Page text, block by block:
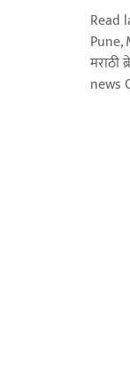
Read
Pune,
मराठी
news